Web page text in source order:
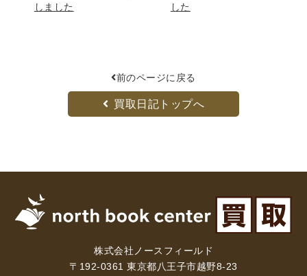
しました
した
前のページに戻る
買取日記トップへ
株式会社ノースフィールド
〒192-0361 東京都八王子市越野8-23